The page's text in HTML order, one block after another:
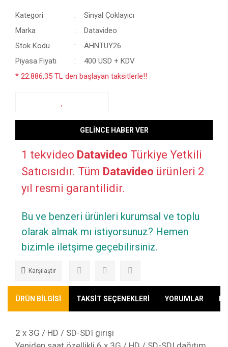
Kategori
Sinyal Çoklayıcı
Marka
Datavideo
Stok Kodu
AHNTUY26
Piyasa Fiyatı
400 USD + KDV
* 22.886,35 TL den başlayan taksitlerle!!
GELİNCE HABER VER
1 tekvideo Datavideo Türkiye Yetkili
Satıcısıdır. Tüm Datavideo ürünleri 2
yıl resmi garantilidir.
Bu ve benzeri ürünleri kurumsal ve toplu
olarak almak mı istiyorsunuz? Hemen
bizimle iletşime geçebilirsiniz.
Karşılaştır
ÜRÜN BİLGİSİ TAKSİT SEÇENEKLERİ YORUMLAR
2 x 3G / HD / SD-SDI girişi